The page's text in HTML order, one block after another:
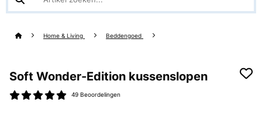
Home & Living Beddengoed
Soft Wonder-Edition kussenslopen
49 Beoordelingen